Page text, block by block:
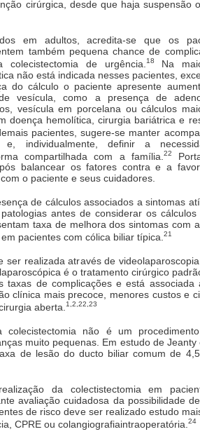
cirúrgica, desde que haja suspensão
em adultos, acredita-se que os
também pequena chance de
colecistectomia de urgência. 18
Na
não está indicada nesses pacientes,
do cálculo o paciente apresente
vesícula, como a presença de
vesícula em porcelana ou cálculos
doença hemolítica, cirurgia bariátrica e
pacientes, sugere-se manter
e, individualmente, definir a
compartilhada com a família. 22
balancear os fatores contra e a
o paciente e seus cuidadores.
de cálculos associados a sintomas
antes de considerar os
taxa de melhora dos sintomas com
pacientes com cólica biliar típica. 21
ser realizada através de
é o tratamento cirúrgico
taxas de complicações e está
clínica mais precoce, menores custos e
aberta. 1,2,22,23
colecistectomia não é um
muito pequenas. Em estudo de
de lesão do ducto biliar comum de
da colectistectomia em
avaliação cuidadosa da possibilidade
de risco deve ser realizado estudo
CPRE ou colangiografiaintraoperatória. 24